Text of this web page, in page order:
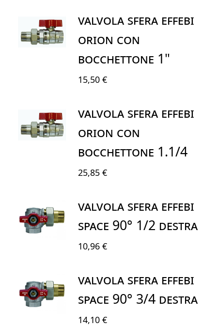
VALVOLA SFERA EFFEBI
ORION CON
BOCCHETTONE 1"
15,50 €
VALVOLA SFERA EFFEBI
ORION CON
BOCCHETTONE 1.1/4
25,85 €
VALVOLA SFERA EFFEBI
SPACE 90° 1/2 DESTRA
10,96 €
VALVOLA SFERA EFFEBI
SPACE 90° 3/4 DESTRA
14,10 €